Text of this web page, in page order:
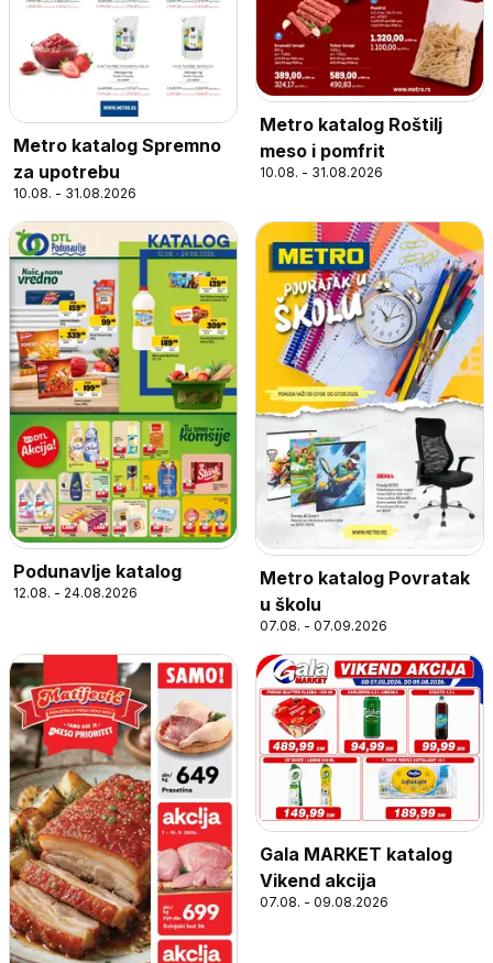
Metro katalog Spremno
za upotrebu
10.08. - 31.08.2026
Metro katalog Roštilj
meso i pomfrit
10.08. - 31.08.2026
Podunavlje katalog
12.08. - 24.08.2026
Metro katalog Povratak
u školu
07.08. - 07.09.2026
Gala MARKET katalog
Vikend akcija
07.08. - 09.08.2026